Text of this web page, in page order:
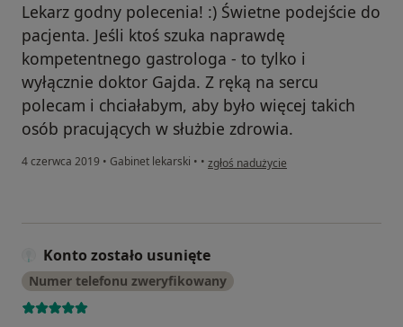
Lekarz godny polecenia! :) Świetne podejście do
pacjenta. Jeśli ktoś szuka naprawdę
kompetentnego gastrologa - to tylko i
wyłącznie doktor Gajda. Z ręką na sercu
polecam i chciałabym, aby było więcej takich
osób pracujących w służbie zdrowia.
4 czerwca 2019 • Gabinet lekarski • • w opinii użytkownika Dominika
zgłoś nadużycie
Konto zostało usunięte
Numer telefonu zweryfikowany